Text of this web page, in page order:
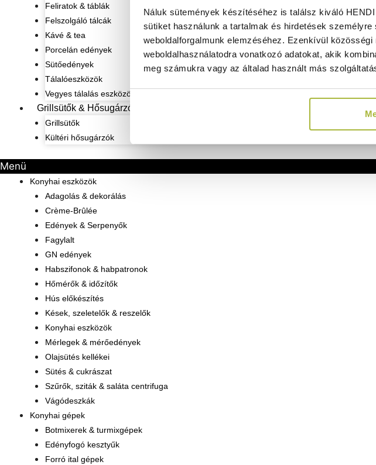
Náluk sütemények készítéséhez is találsz kiváló
sütiket használunk a tartalmak és hirdetések
weboldalforgalmunk elemzéséhez. Ezenkívül
weboldalhasználatodra vonatkozó adatokat, akik
meg számukra vagy az általad használt más
Feliratok & táblák
Felszolgáló tálcák
Kávé & tea
Porcelán edények
Sütőedények
Tálalóeszközök
Vegyes tálalás eszközök
Grillsütők & Hősugárzók
Grillsütők
Kültéri hősugárzók
Menü
Konyhai eszközök
Adagolás & dekorálás
Crème-Brûlée
Edények & Serpenyők
Fagylalt
GN edények
Habszifonok & habpatronok
Hőmérők & időzítők
Hús előkészítés
Kések, szeletelők & reszelők
Konyhai eszközök
Mérlegek & mérőedények
Olajsütés kellékei
Sütés & cukrászat
Szűrők, sziták & saláta centrifuga
Vágódeszkák
Konyhai gépek
Botmixerek & turmixgépek
Edényfogó kesztyűk
Forró ital gépek